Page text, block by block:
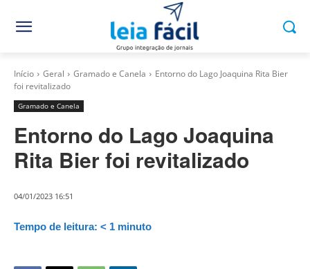
Início Geral Gramado e Canela
Entorno do Lago Joaquina Rita Bier
foi revitalizado
Gramado e Canela
Entorno do Lago Joaquina
Rita Bier foi revitalizado
04/01/2023 16:51
Tempo de leitura: < 1 minuto